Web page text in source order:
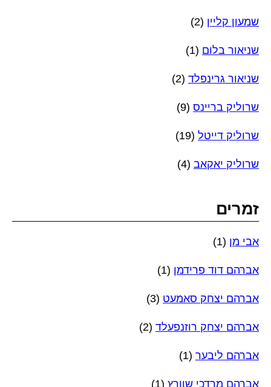
שמעון קליין (2)
שניאור בלום (1)
שניאור גרינפלד (2)
שרוליק בריינס (9)
שרוליק דייטל (19)
שרוליק יאקאב (4)
זמרים
אבי מן (1)
אברהם דוד פרידמן (1)
אברהם יצחק סאמעט (3)
אברהם יצחק רוזנפעלד (2)
אברהם ליבער (1)
אברהם מרדכי שוורץ (1)